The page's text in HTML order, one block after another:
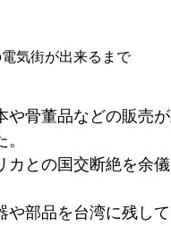
気街が出来るまで
や骨董品などの販売
カとの国交断絶を余
や部品を台湾に残し